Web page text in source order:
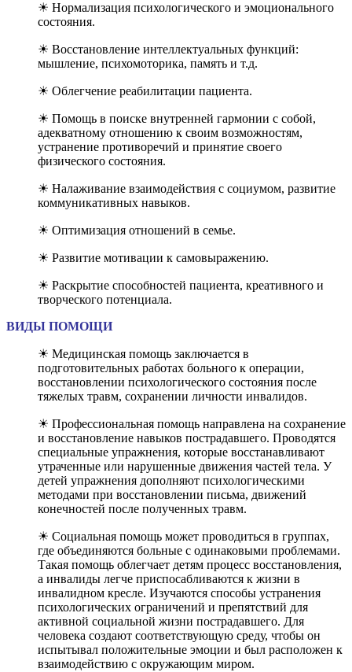
☀ Нормализация психологического и эмоционального
состояния.
☀ Восстановление интеллектуальных функций:
мышление, психомоторика, память и т.д.
☀ Облегчение реабилитации пациента.
☀ Помощь в поиске внутренней гармонии с собой,
адекватному отношению к своим возможностям,
устранение противоречий и принятие своего
физического состояния.
☀ Налаживание взаимодействия с социумом, развитие
коммуникативных навыков.
☀ Оптимизация отношений в семье.
☀ Развитие мотивации к самовыражению.
☀ Раскрытие способностей пациента, креативного и
творческого потенциала.
ВИДЫ ПОМОЩИ
☀ Медицинская помощь заключается в
подготовительных работах больного к операции,
восстановлении психологического состояния после
тяжелых травм, сохранении личности инвалидов.
☀ Профессиональная помощь направлена на сохранение
и восстановление навыков пострадавшего. Проводятся
специальные упражнения, которые восстанавливают
утраченные или нарушенные движения частей тела. У
детей упражнения дополняют психологическими
методами при восстановлении письма, движений
конечностей после полученных травм.
☀ Социальная помощь может проводиться в группах,
где объединяются больные с одинаковыми проблемами.
Такая помощь облегчает детям процесс восстановления,
а инвалиды легче приспосабливаются к жизни в
инвалидном кресле. Изучаются способы устранения
психологических ограничений и препятствий для
активной социальной жизни пострадавшего. Для
человека создают соответствующую среду, чтобы он
испытывал положительные эмоции и был расположен к
взаимодействию с окружающим миром.